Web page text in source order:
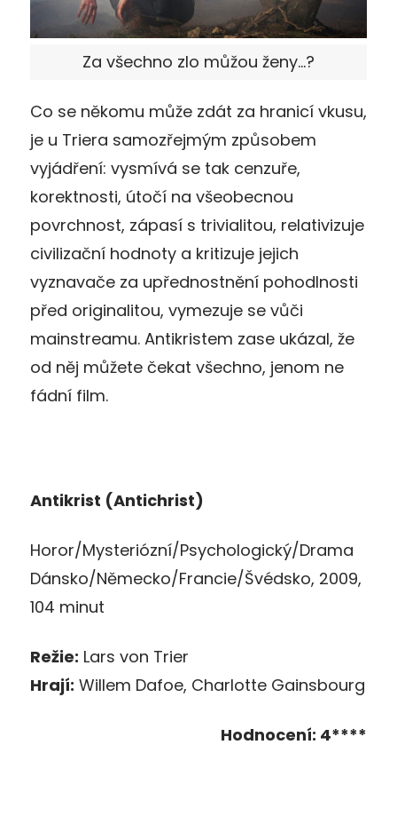
Za všechno zlo můžou ženy...?
Co se někomu může zdát za hranicí vkusu,
je u Triera samozřejmým způsobem
vyjádření: vysmívá se tak cenzuře,
korektnosti, útočí na všeobecnou
povrchnost, zápasí s trivialitou, relativizuje
civilizační hodnoty a kritizuje jejich
vyznavače za upřednostnění pohodlnosti
před originalitou, vymezuje se vůči
mainstreamu. Antikristem zase ukázal, že
od něj můžete čekat všechno, jenom ne
fádní film.
Antikrist (Antichrist)
Horor/Mysteriózní/Psychologický/Drama
Dánsko/Německo/Francie/Švédsko, 2009,
104 minut
Režie: Lars von Trier
Hrají: Willem Dafoe, Charlotte Gainsbourg
Hodnocení: 4****